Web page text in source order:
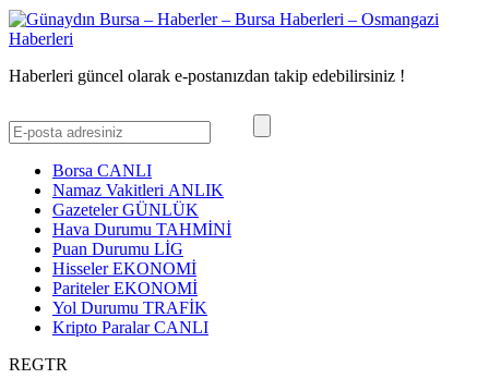
Haberleri güncel olarak e-postanızdan takip edebilirsiniz !
Borsa CANLI
Namaz Vakitleri ANLIK
GazetelerGÜNLÜK
Hava Durumu TAHMİNİ
Puan Durumu LİG
HisselerEKONOMİ
ParitelerEKONOMİ
Yol Durumu TRAFİK
Kripto ParalarCANLI
REGTR